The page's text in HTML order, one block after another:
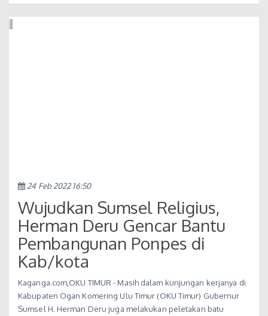
24 Feb 2022 16:50
Wujudkan Sumsel Religius,
Herman Deru Gencar Bantu
Pembangunan Ponpes di
Kab/kota
Kaganga.com,OKU TIMUR - Masih dalam kunjungan kerjanya di
Kabupaten Ogan Komering Ulu Timur (OKU Timur) Gubernur
Sumsel H. Herman Deru juga melakukan peletakan batu